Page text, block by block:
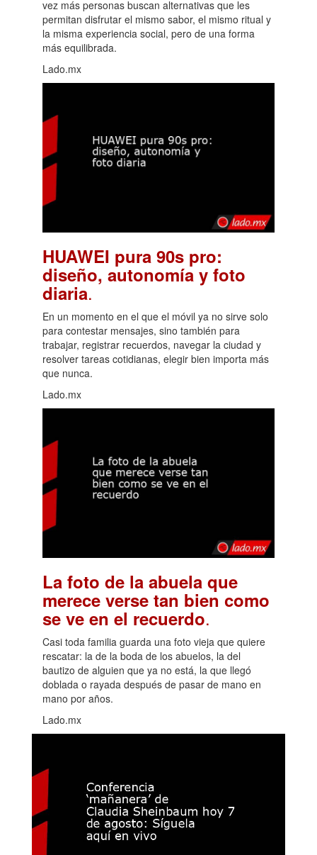
vez más personas buscan alternativas que les
permitan disfrutar el mismo sabor, el mismo ritual y
la misma experiencia social, pero de una forma
más equilibrada.
Lado.mx
HUAWEI pura 90s pro:
diseño, autonomía y foto
diaria.
En un momento en el que el móvil ya no sirve solo
para contestar mensajes, sino también para
trabajar, registrar recuerdos, navegar la ciudad y
resolver tareas cotidianas, elegir bien importa más
que nunca.
Lado.mx
La foto de la abuela que
merece verse tan bien como
se ve en el recuerdo.
Casi toda familia guarda una foto vieja que quiere
rescatar: la de la boda de los abuelos, la del
bautizo de alguien que ya no está, la que llegó
doblada o rayada después de pasar de mano en
mano por años.
Lado.mx